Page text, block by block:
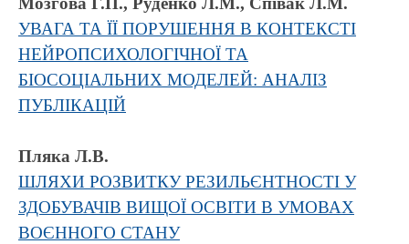
УВАГА ТА ЇЇ ПОРУШЕННЯ В КОНТЕКСТІ
НЕЙРОПСИХОЛОГІЧНОЇ ТА
БІОСОЦІАЛЬНИХ МОДЕЛЕЙ: АНАЛІЗ
ПУБЛІКАЦІЙ
Пляка Л.В.
ШЛЯХИ РОЗВИТКУ РЕЗИЛЬЄНТНОСТІ У
ЗДОБУВАЧІВ ВИЩОЇ ОСВІТИ В УМОВАХ
ВОЄННОГО СТАНУ